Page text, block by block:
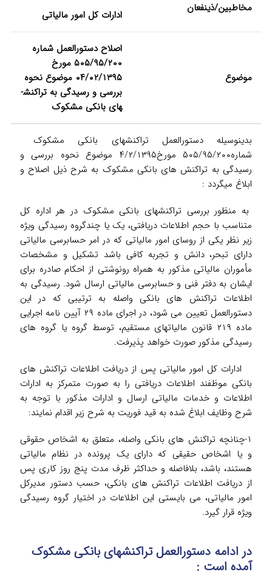
مخاطبین/ذینفعان
ادارات کل امور مالیاتی
موضوع
اصلاح دستورالعمل شماره
۵۰۵/۹۵/۲۰۰ مورخ
۰۴/۰۲/۱۳۹۵ موضوع نحوه
بررسی و رسیدگی به تراکنش­
های بانکی مشکوک
بدینوسیله دستورالعمل تراکنش­های بانکی مشکوک
شماره۵۰۵/۹۵/۲۰۰ مورخ۴/۲/۱۳۹۵ موضوع نحوه بررسی و
رسیدگی به تراکنش های بانکی مشکوک به شرح ذیل اصلاح و
ابلاغ می­گردد :
به منظور بررسی تراکنش­های بانکی مشکوک در هر اداره کل
متناسب با حجم اطلاعات دریافتی، یک یا چندگروه رسیدگی ویژه
زیر نظر یکی از روسای امور مالیاتی که در امر حسابرسی مالیاتی
دارای تبحر، دانش و تجربه کافی باشد تشکیل و مشخصات
مأموران مالیاتی مذکور به همراه رونوشتی از احکام صادره برای
ایشان به دفتر فنی و حسابرسی مالیاتی ارسال شود. رسیدگی به
اطلاعات تراکنش های بانکی واصله به ترتیبی که در این
دستورالعمل تعیین می شود، در اجرای ماده ۲۹ آیین نامه اجرایی
ماده ۲۱۹ قانون مالیاتهای مستقیم، توسط گروه یا گروه های
رسیدگی مذکور صورت خواهد پذیرفت.
ادارات کل امور مالیاتی پس از دریافت اطلاعات تراکنش های
بانکی موظفند اطلاعات دریافتی را به صورت متمرکز به ادارات
اطلاعات و خدمات مالیاتی ارسال و ادارات مذکور با توجه به
شرح وظایف ابلاغ شده به قید فوریت به شرح زیر اقدام نمایند:
۱-چنانچه تراکنش های بانکی واصله، متعلق به اشخاص حقوقی
و یا اشخاص حقیقی که دارای یک پرونده در نظام مالیاتی
هستند، باشد، بلافاصله و حداکثر ظرف مدت پنج روز کاری پس
از دریافت اطلاعات تراکنش های بانکی، حسب دستور مدیرکل
امور مالیاتی، می بایستی این اطلاعات در اختیار گروه رسیدگی
ویژه قرار گیرد.
در ادامه دستورالعمل تراکنش­های بانکی مشکوک
آمده است :